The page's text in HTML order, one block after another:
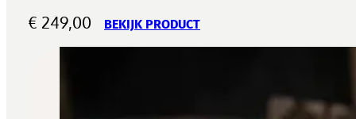
€ 249,00 BEKIJK PRODUCT